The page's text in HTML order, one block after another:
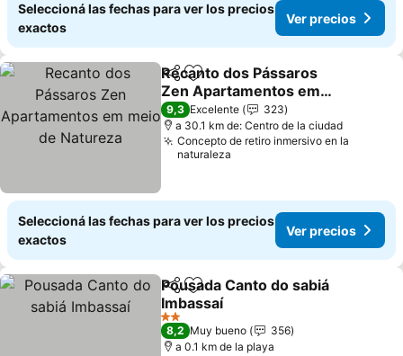
Seleccioná las fechas para ver los precios
exactos
Ver precios
CompartirAñadir a favoritos
Recanto dos Pássaros
Zen Apartamentos em
meio de Natureza
Ver precios
9,3 Excelente
323
a 30.1 km de: Centro de la ciudad
Concepto de retiro inmersivo en la
naturaleza
Seleccioná las fechas para ver los precios
exactos
Ver precios
CompartirAñadir a favoritos
Pousada Canto do sabiá
Imbassaí
Ver precios
2 Estrellas
8,2 Muy bueno
356
a 0.1 km de la playa